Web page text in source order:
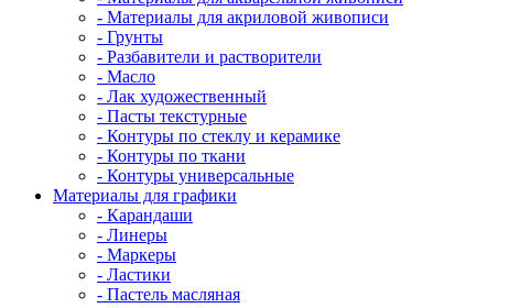
- Материалы для акриловой живописи
- Грунты
- Разбавители и растворители
- Масло
- Лак художественный
- Пасты текстурные
- Контуры по стеклу и керамике
- Контуры по ткани
- Контуры универсальные
Материалы для графики
- Карандаши
- Линеры
- Маркеры
- Ластики
- Пастель масляная